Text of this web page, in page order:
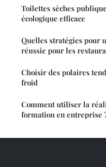
Toilettes sèches
écologique efficace
Quelles stratégies pour
réussie pour les
Choisir des polaires
froid
Comment utiliser la
formation en entreprise